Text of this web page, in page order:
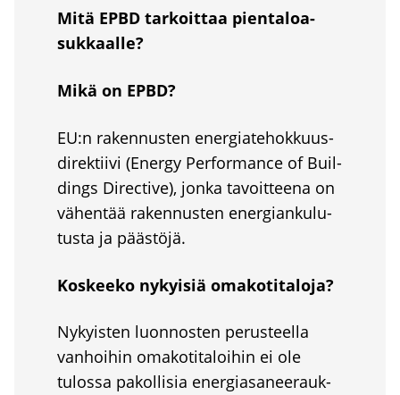
Mitä EPBD tar­koit­taa pien­ta­loa­
suk­kaal­le?
Mikä on EPBD?
EU:n raken­nus­ten ener­gia­te­hok­kuus­
di­rek­tii­vi (Ener­gy Per­for­mance of Buil­
dings Direc­ti­ve), jon­ka tavoit­tee­na on
vähen­tää raken­nus­ten ener­gian­ku­lu­
tus­ta ja pääs­tö­jä.
Kos­kee­ko nykyi­siä oma­ko­ti­ta­lo­ja?
Nykyis­ten luon­nos­ten perus­teel­la
van­hoi­hin oma­ko­ti­ta­loi­hin ei ole
tulos­sa pakol­li­sia ener­gia­sa­nee­rauk­